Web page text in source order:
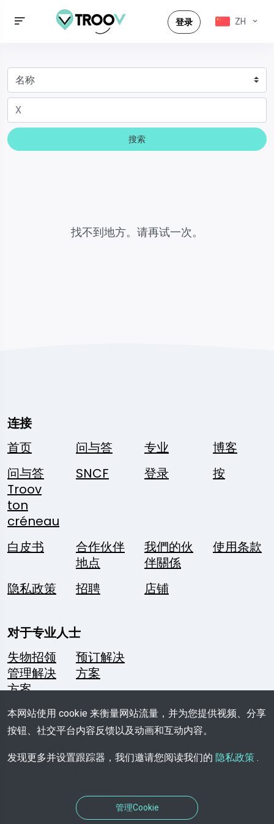
登录 ZH
搜索
找不到地方。请再试一次。
连接
首页
问与答 专业
博客
问与答
Troov
ton
créneau
SNCF 登录 按
白皮书
合作伙伴
地点
我們的伙
伴關係
使用条款
隐私政策 招聘 店铺
对于专业人士
失物招领
管理解决
方案
预订解决
方案
关注我们
一个问
题？
媒体资料
袋
本网站使用 cookie 来衡量网站流量，并为您提供视频、分享
按钮、社交平台内容反馈以及动画和互动内容。
发现更多并设置跟踪器，我们邀请您阅读我们的 隐私政策 .
管理Cookie